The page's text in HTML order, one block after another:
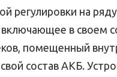
регулировки на
включающее в своем
помещенный
состав АКБ.